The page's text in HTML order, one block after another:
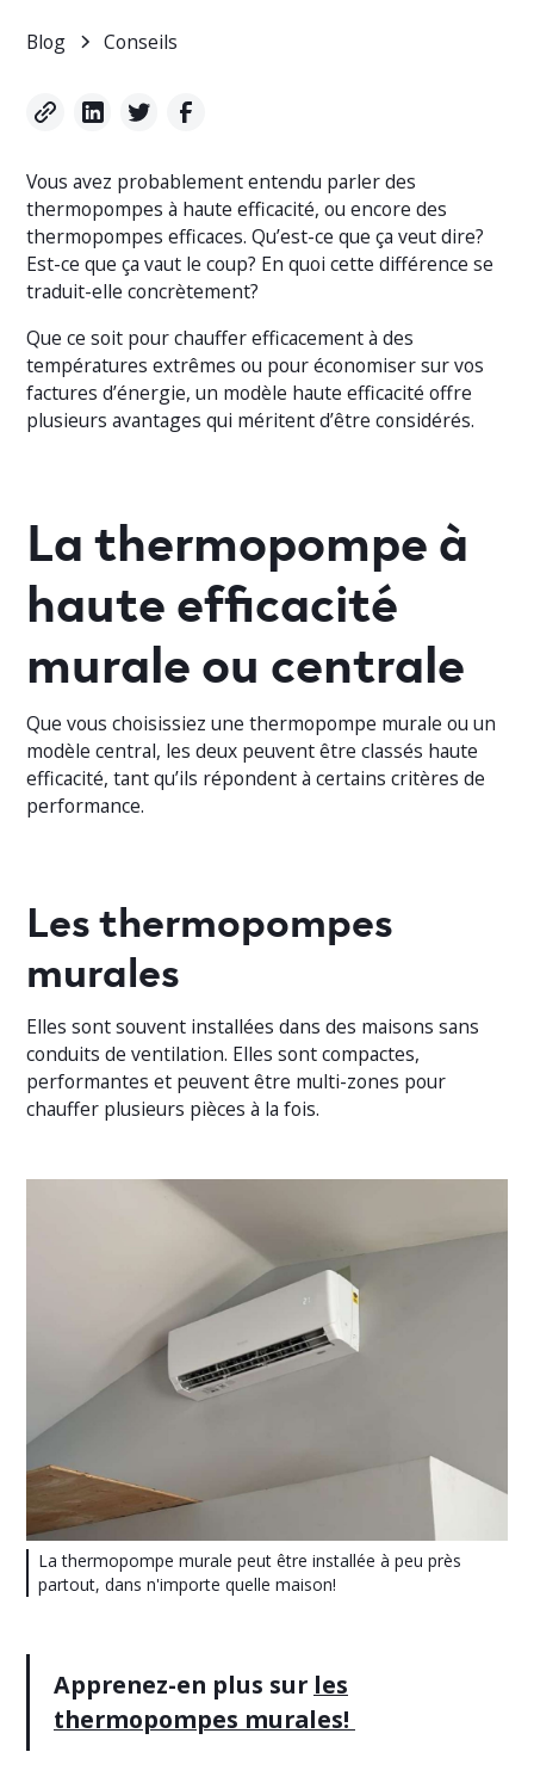
Blog Conseils
Vous avez probablement entendu parler des
thermopompes à haute efficacité, ou encore des
thermopompes efficaces. Qu’est-ce que ça veut dire?
Est-ce que ça vaut le coup? En quoi cette différence se
traduit-elle concrètement?
Que ce soit pour chauffer efficacement à des
températures extrêmes ou pour économiser sur vos
factures d’énergie, un modèle haute efficacité offre
plusieurs avantages qui méritent d’être considérés.
La thermopompe à
haute efficacité
murale ou centrale
Que vous choisissiez une thermopompe murale ou un
modèle central, les deux peuvent être classés haute
efficacité, tant qu’ils répondent à certains critères de
performance.
Les thermopompes
murales
Elles sont souvent installées dans des maisons sans
conduits de ventilation. Elles sont compactes,
performantes et peuvent être multi-zones pour
chauffer plusieurs pièces à la fois.
La thermopompe murale peut être installée à peu près
partout, dans n'importe quelle maison!
Apprenez-en plus sur les
thermopompes murales!